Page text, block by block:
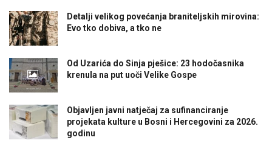
Detalji velikog povećanja braniteljskih mirovina:
Evo tko dobiva, a tko ne
Od Uzarića do Sinja pješice: 23 hodočasnika
krenula na put uoči Velike Gospe
Objavljen javni natječaj za sufinanciranje
projekata kulture u Bosni i Hercegovini za 2026.
godinu